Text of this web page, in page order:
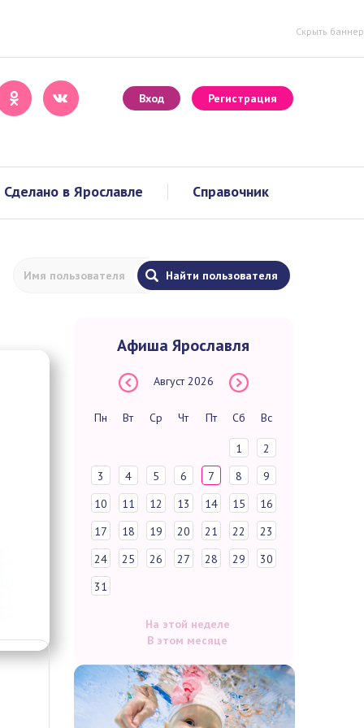
Скрыть баннер
Вход Регистрация
Сделано в Ярославле Справочник
Афиша Ярославля
Август 2026
Пн Вт Ср Чт Пт Сб Вс
1
2
3
4 5 6 7 8
9
10
11 12 13 14 15
16
17
18 19 20 21 22
23
24
25 26 27 28 29
30
31
На этой неделе
В этом месяце